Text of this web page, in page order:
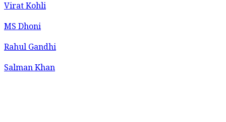
Virat Kohli
MS Dhoni
Rahul Gandhi
Salman Khan